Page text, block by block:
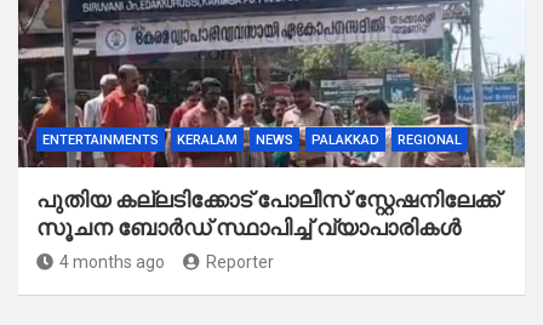
ENTERTAINMENTS KERALAM NEWS PALAKKAD REGIONAL
പുതിയ കല്ലടിക്കോട് പോലീസ് സ്റ്റേഷനിലേക്ക്
സൂചന ബോർഡ് സ്ഥാപിച്ച് വ്യാപാരികൾ
4 months ago Reporter